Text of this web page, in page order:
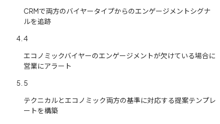
CRMで両方のバイヤータイプからのエンゲージメントシグナ
ルを追跡
4
エコノミックバイヤーのエンゲージメントが欠けている場合に
営業にアラート
5
テクニカルとエコノミック両方の基準に対応する提案テンプレ
ートを構築